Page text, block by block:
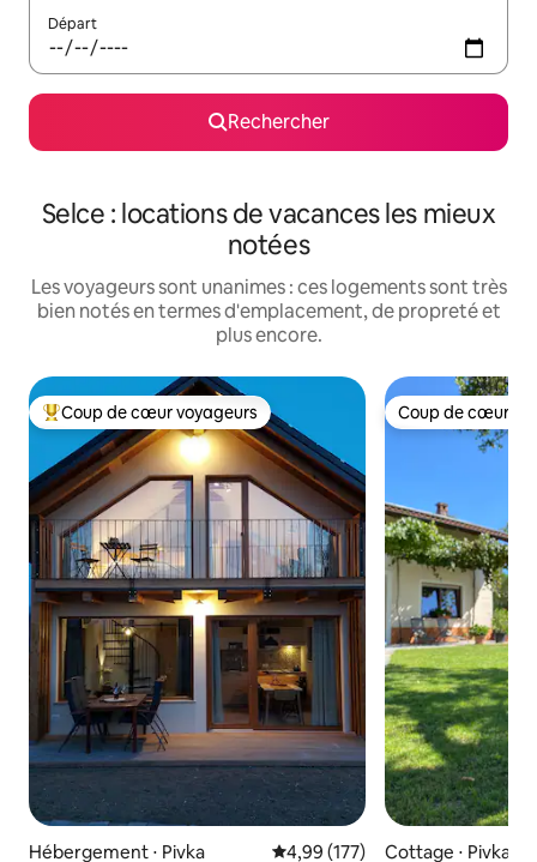
Départ
Rechercher
Selce : locations de vacances les mieux
notées
Les voyageurs sont unanimes : ces logements sont très
bien notés en termes d'emplacement, de propreté et
plus encore.
Coups de cœur voyageurs les plus appréciés
Coup de cœur voyageurs
Hébergement ⋅ Pivka Évaluation moyenne sur la
4,99 (177)
Coup de cœur
Coup de cœur
Cottage ⋅ Pivka